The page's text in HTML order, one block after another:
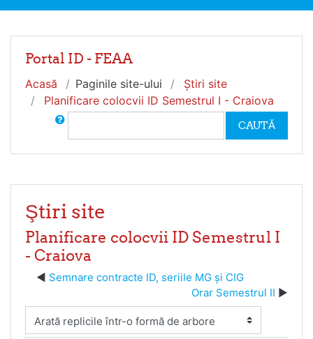
Portal ID - FEAA
Acasă Paginile site-ului
Ştiri site
Planificare colocvii ID Semestrul I - Craiova
Caută în Forum
CAUTĂ
Ştiri site
Planificare colocvii ID Semestrul I
- Craiova
Semnare contracte ID, seriile MG și CIG
Orar Semestrul II
Afişează mod